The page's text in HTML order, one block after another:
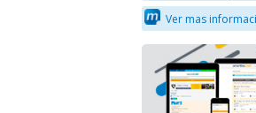
Ver mas